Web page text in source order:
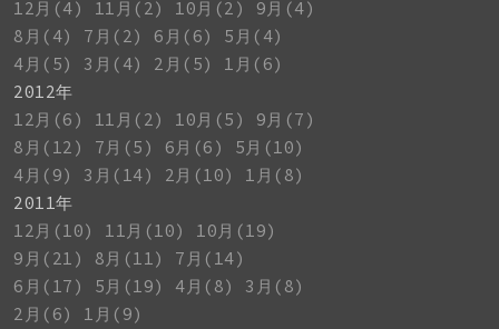
12月(4)
11月(2) 10月(2)
9月(4)
8月(4)
7月(2) 6月(6)
5月(4)
4月(5)
3月(4) 2月(5)
1月(6)
2012年
12月(6)
11月(2) 10月(5)
9月(7)
8月(12)
7月(5) 6月(6)
5月(10)
4月(9)
3月(14) 2月(10)
1月(8)
2011年
12月(10)
11月(10)
10月(19)
9月(21)
8月(11)
7月(14)
6月(17)
5月(19) 4月(8)
3月(8)
2月(6)
1月(9)